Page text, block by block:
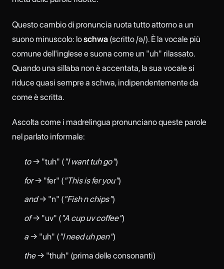
Questo cambio di pronuncia ruota tutto attorno a un
suono minuscolo: loschwa (scritto /ə/). È la vocale più
comune dell'inglese e suona come un "uh" rilassato.
Quando una sillaba non è accentata, la sua vocale si
riduce quasi sempre a schwa, indipendentemente da
come è scritta.
Ascolta come i madrelingua pronunciano queste parole
nel parlato informale:
to→ "tuh" ("I want tuh go")
for→ "fer" ("This is fer you")
and→ "n" ("Fish n chips")
of→ "uv" ("A cup uv coffee")
a→ "uh" ("I need uh pen")
the→ "thuh" (prima delle consonanti)